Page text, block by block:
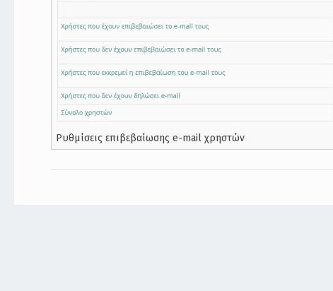
Ρυθμίσεις επιβεβαίωσης e-mail χρηστών